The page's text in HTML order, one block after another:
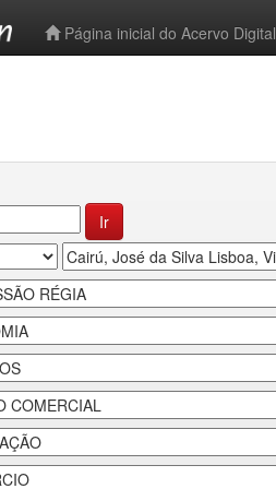
Página inicial do Acervo Digital